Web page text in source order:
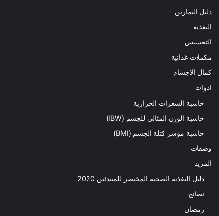
دليل التمارين
التغذية
التخسيس
مكملات غذائية
كمال الاجسام
ادوات
حاسبة السعرات الحرارية
حاسبة الوزن المثالي للجسم (IBW)
حاسبة مؤشر كتلة الجسم (BMI)
وصفات
المزيد
دليل التغذية الصحية المختصر للمبتدئين 2020​
نصائح
رمضان